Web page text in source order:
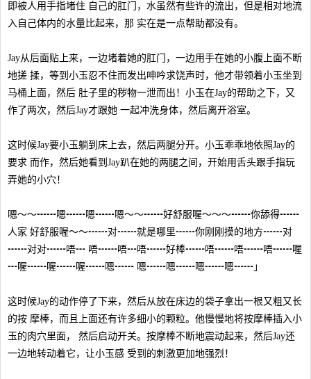
即被人用手指堵住 自己的肛门，水虽然有些许的流出，但是相对地流
入自己体内的水量比起来，那 实在是一点帮助都没有。
Jay从后面贴上来，一边堵着她的肛门，一边用手在她的小腹上面不断
地搓 揉，等到小玉忍不住而发出呻吟求饶声时，他才带领着小玉坐到
马桶上面，然后 肚子里的秽物一泄而出！小玉在Jay的帮助之下，又
作了两次，然后Jay才跟她 一起冲洗身体，然后离开浴室。
这时候Jay要小玉躺到床上去，然后两腿分开。小玉乖乖地依照Jay的
要求 而作，然后她看到Jay趴在她的两腿之间，开始用舌头跟手指玩
弄她的小穴！
嗯～～┅┅嗯┅┅嗯┅┅嗯～～┅┅好舒服喔～～～┅┅你舔得┅┅
人家 好舒服喔～～┅┅对┅┅就是哪里┅┅你刚刚摸的地方┅┅对
┅┅对对┅┅唔┅ 唔┅┅唔┅唔┅┅好棒┅┅唔┅┅唔┅┅唔┅┅喔
┅喔┅┅喔┅┅喔┅┅嗯┅┅ 嗯┅┅嗯┅┅嗯┅┅嗯┅┅」
这时候Jay的动作停了下来，然后从放在床边的袋子拿出一根又粗又长
的按 摩棒，而且上面还有许多细小的颗粒。他慢慢地将按摩棒插入小
玉的肉穴里面， 然后启动开关。按摩棒不断地震动起来，然后Jay还
一边地转动着它，让小玉感 受到的刺激更加地强烈！